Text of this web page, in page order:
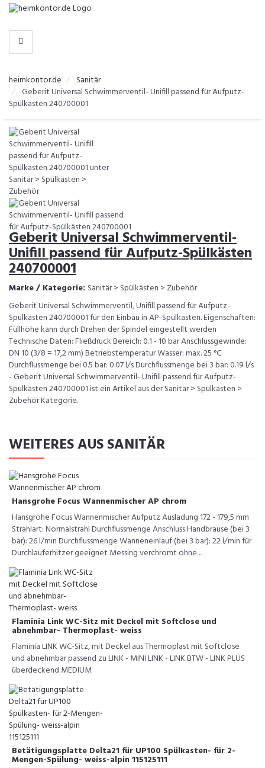
-
KATEGORIEN
heimkontor.de
Sanitär
Geberit Universal Schwimmerventil- Unifill passend für Aufputz-
Spülkästen 240700001
Geberit Universal Schwimmerventil-
Unifill passend für Aufputz-Spülkästen
240700001
Marke / Kategorie: Sanitär > Spülkästen > Zubehör
Geberit Universal Schwimmerventil, Unifill passend für Aufputz-
Spülkästen 240700001 für den Einbau in AP-Spülkasten. Eigenschaften:
Füllhöhe kann durch Drehen der Spindel eingestellt werden
Technische Daten: Fließdruck Bereich: 0.1 - 10 bar Anschlussgewinde:
DN 10 (3/8 = 17,2 mm) Betriebstemperatur Wasser: max. 25 °C
Durchflussmenge bei 0.5 bar: 0.07 l/s Durchflussmenge bei 3 bar: 0.19 l/s
- Geberit Universal Schwimmerventil- Unifill passend für Aufputz-
Spülkästen 240700001 ist ein Artikel aus der Sanitär > Spülkästen >
Zubehör Kategorie.
WEITERES AUS SANITÄR
Hansgrohe Focus Wannenmischer AP chrom
Hansgrohe Focus Wannenmischer Aufputz Ausladung 172 - 179,5 mm
Strahlart: Normalstrahl Durchflussmenge Anschluss Handbrause (bei 3
bar): 26 l/min Durchflussmenge Wanneneinlauf (bei 3 bar): 22 l/min für
Durchlauferhitzer geeignet Messing verchromt ohne ...
Flaminia Link WC-Sitz mit Deckel mit Softclose und
abnehmbar- Thermoplast- weiss
Flaminia LINK WC-Sitz, mit Deckel aus Thermoplast mit Softclose
und abnehmbar passend zu LINK - MINI LINK - LINK BTW - LINK PLUS
überdeckend MEDIUM
Betätigungsplatte Delta21 für UP100 Spülkasten- für 2-
Mengen-Spülung- weiss-alpin 115125111